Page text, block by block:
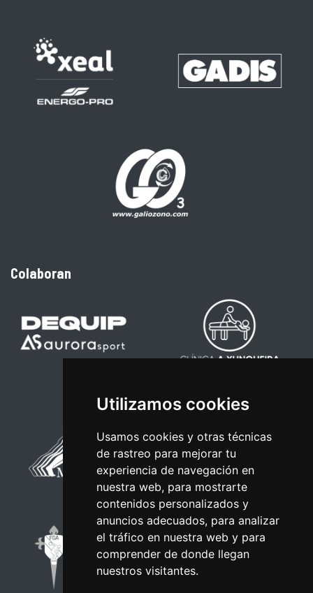
Utilizamos cookies
Usamos cookies y otras técnicas
de rastreo para mejorar tu
experiencia de navegación en
nuestra web, para mostrarte
contenidos personalizados y
anuncios adecuados, para analizar
el tráfico en nuestra web y para
comprender de donde llegan
nuestros visitantes.
Colaboran